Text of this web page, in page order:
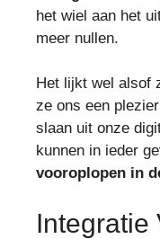
het wiel aan het
meer nullen.
Het lijkt wel alsof
ze ons een
slaan uit onze
kunnen in ieder
vooroplopen in
Integratie